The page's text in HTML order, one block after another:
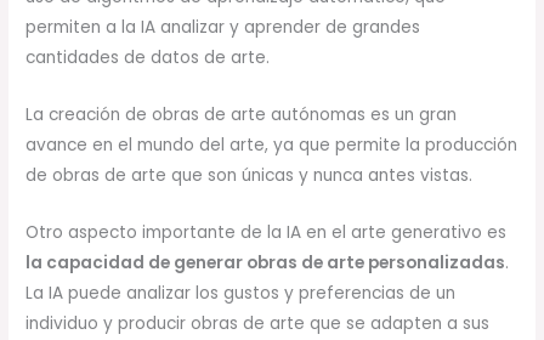
permiten a la IA analizar y aprender de grandes
cantidades de datos de arte.
La creación de obras de arte autónomas es un gran
avance en el mundo del arte, ya que permite la producción
de obras de arte que son únicas y nunca antes vistas.
Otro aspecto importante de la IA en el arte generativo es
la capacidad de generar obras de arte personalizadas.
La IA puede analizar los gustos y preferencias de un
individuo y producir obras de arte que se adapten a sus